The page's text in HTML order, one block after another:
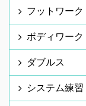
フットワーク
ボディワーク
ダブルス
システム練習